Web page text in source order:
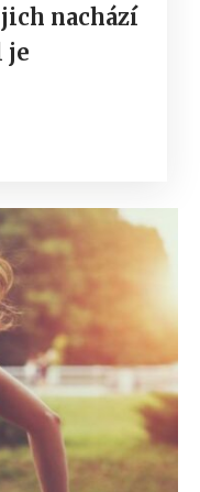
jich nachází
je